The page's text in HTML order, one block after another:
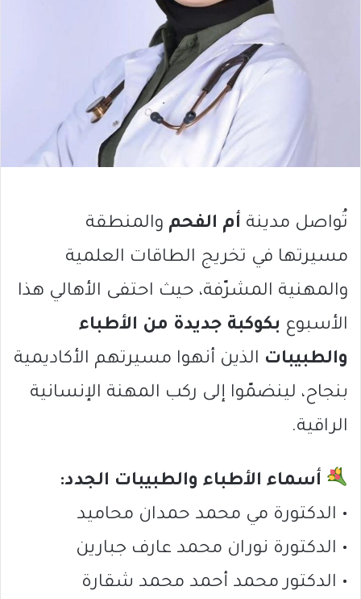
تُواصل مدينة أم الفحم والمنطقة
مسيرتها في تخريج الطاقات العلمية
والمهنية المشرّفة، حيث احتفى الأهالي هذا
الأسبوع بكوكبة جديدة من الأطباء
والطبيبات الذين أنهوا مسيرتهم الأكاديمية
بنجاح، لينضمّوا إلى ركب المهنة الإنسانية
الراقية.
أسماء الأطباء والطبيبات الجدد:
• الدكتورة مي محمد حمدان محاميد
• الدكتورة نوران محمد عارف جبارين
• الدكتور محمد أحمد محمد شقارة